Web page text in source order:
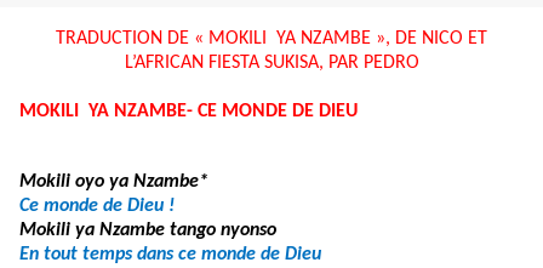
TRADUCTION DE « MOKILI YA NZAMBE », DE NICO ET
L’AFRICAN FIESTA SUKISA, PAR PEDRO
MOKILI YA NZAMBE- CE MONDE DE DIEU
Mokili oyo ya Nzambe*
Ce monde de Dieu !
Mokili ya Nzambe tango nyonso
En tout temps dans ce monde de Dieu